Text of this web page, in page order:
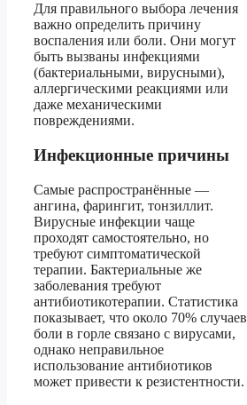
Для правильного выбора лечения
важно определить причину
воспаления или боли. Они могут
быть вызваны инфекциями
(бактериальными, вирусными),
аллергическими реакциями или
даже механическими
повреждениями.
Инфекционные причины
Самые распространённые —
ангина, фарингит, тонзиллит.
Вирусные инфекции чаще
проходят самостоятельно, но
требуют симптоматической
терапии. Бактериальные же
заболевания требуют
антибиотикотерапии. Статистика
показывает, что около 70% случаев
боли в горле связано с вирусами,
однако неправильное
использование антибиотиков
может привести к резистентности.